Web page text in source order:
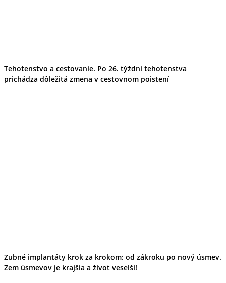
Tehotenstvo a cestovanie. Po 26. týždni tehotenstva
prichádza dôležitá zmena v cestovnom poistení
Zubné implantáty krok za krokom: od zákroku po nový úsmev.
Zem úsmevov je krajšia a život veselší!